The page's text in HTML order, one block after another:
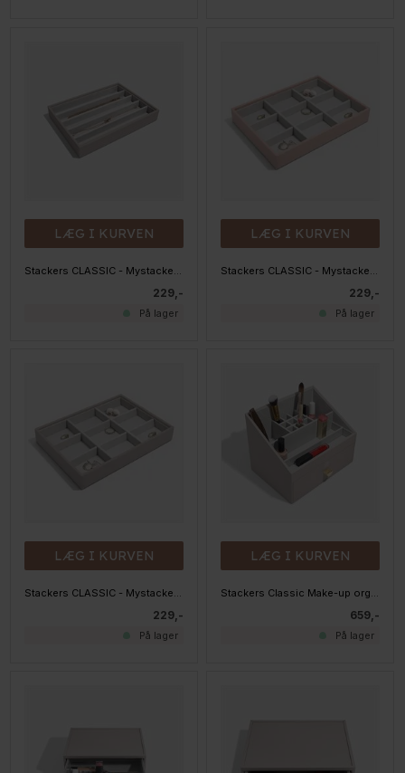
LÆG I KURVEN
229,-
På lager
LÆG I KURVEN
229,-
På lager
LÆG I KURVEN
229,-
På lager
LÆG I KURVEN
659,-
På lager